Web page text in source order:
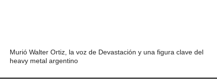
Murió Walter Ortiz, la voz de Devastación y una figura clave del
heavy metal argentino